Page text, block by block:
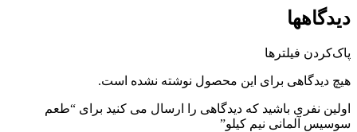
دیدگاهها
پاک‌کردن فیلترها
هیچ دیدگاهی برای این محصول نوشته نشده است.
اولین نفری باشید که دیدگاهی را ارسال می کنید برای “طعم
سوسیس آلمانی نیم کیلو”